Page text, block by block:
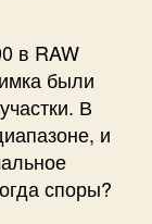
в RAW
были
В
и
споры?